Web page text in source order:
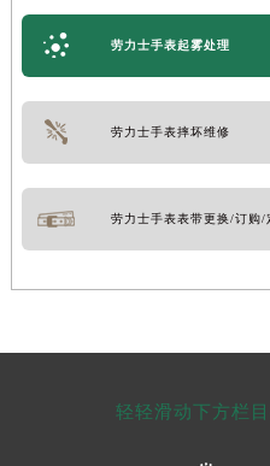
劳力士手表起雾处理
劳力士手表摔坏维修
劳力士手表表带更换/订购/
轻轻滑动下方栏